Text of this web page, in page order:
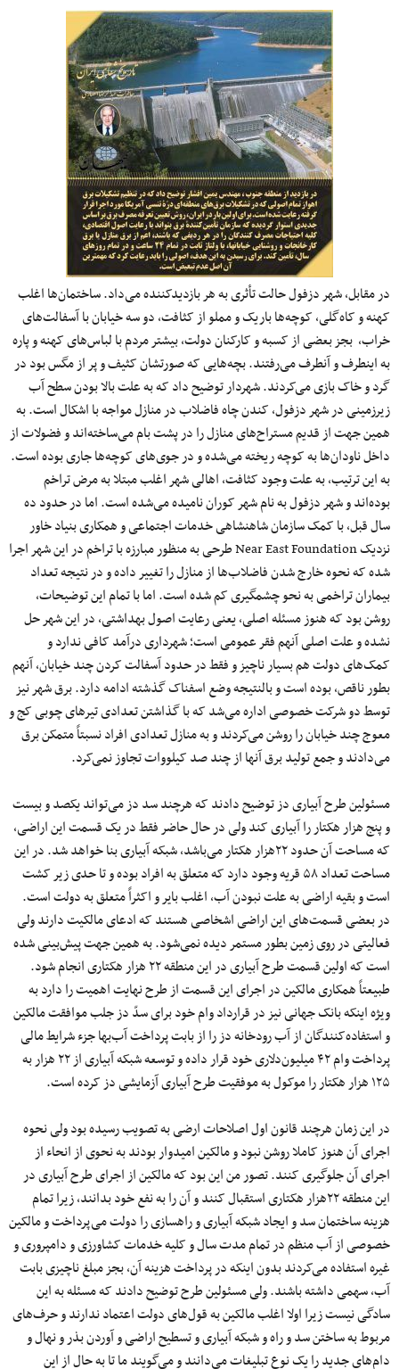
در مقابل، شهر دزفول حالت تأثری به هر بازدیدکننده می‌داد. ساختمان‌ها اغلب
کهنه و کاه‌گلی، کوچه‌ها باریک و مملو از کثافت، دو سه خیابان با آسفالت‌های
خراب، بجز بعضی از کسبه و کارکنان دولت، بیشتر مردم با لباس‌های کهنه و پاره
به اینطرف و آنطرف می‌رفتند. بچه‌هایی که صورتشان کثیف و پر از مگس بود در
گرد و خاک بازی می‌کردند. شهردار توضیح داد که به علت بالا بودن سطح آب
زیرزمینی در شهر دزفول، کندن چاه فاضلاب در منازل مواجه با اشکال است. به
همین جهت از قدیم مستراح‌های منازل را در پشت بام می‌ساخته‌اند و فضولات از
داخل ناودان‌ها به کوچه ریخته می‌شده و در جوی‌های کوچه‌ها جاری بوده است.
به این ترتیب، به علت وجود کثافت، اهالی شهر اغلب مبتلا به مرض تراخم
بوده‌اند و شهر دزفول به نام شهر کوران نامیده می‌شده است. اما در حدود ده
سال قبل، با کمک سازمان شاهنشاهی خدمات اجتماعی و همکاری بنیاد خاور
نزدیک Near East Foundation طرحی به منظور مبارزه با تراخم در این شهر اجرا
شده که نحو‌ه خارج شدن فاضلاب‌ها از منازل را تغییر داده و در نتیجه تعداد
بیماران تراخمی به نحو چشمگیری کم شده است. اما با تمام این توضیحات،
روشن بود که هنوز مسئله اصلی، یعنی رعایت اصول بهداشتی، در این شهر حل
نشده و علت اصلی آنهم فقر عمومی است؛ شهرداری درآمد کافی ندارد و
کمک‌های دولت هم بسیار ناچیز و فقط در حدود آسفالت کردن چند خیابان، آنهم
بطور ناقص، بوده است و بالنتیجه وضع اسفناک گذشته ادامه دارد. برق شهر نیز
توسط دو شرکت خصوصی اداره می‌شد که با گذاشتن تعدادی تیرهای چوبی کج و
معوج چند خیابان را روشن می‌کردند و به منازل تعدادی افراد نسبتاً متمکن برق
می‌دادند و جمع تولید برق آنها از چند صد کیلووات تجاوز نمی‌کرد.
مسئولین طرح آبیاری دز توضیح دادند که هرچند سد دز می‌تواند یکصد و بیست
و پنج هزار هکتار را آبیاری کند ولی در حال حاضر فقط در یک قسمت این اراضی،
که مساحت آن حدود ۲۲هزار هکتار می‌باشد، شبکه آبیاری بنا خواهد شد. در این
مساحت تعداد ۵۸ قریه وجود دارد که متعلق به افراد بوده و تا حدی زیر کشت
است و بقیه اراضی به علت نبودن آب، اغلب بایر و اکثراً متعلق به دولت است.
در بعضی قسمت‌های این اراضی اشخاصی هستند که ادعای مالکیت دارند ولی
فعالیتی در روی زمین بطور مستمر دیده نمی‌شود. به همین جهت پیش‌بینی شده
است که اولین قسمت طرح آبیاری در این منطقه ۲۲ هزار هکتاری انجام شود.
طبیعتاً همکاری مالکین در اجرای این قسمت از طرح نهایت اهمیت را دارد به
ویژه اینکه بانک جهانی نیز در قرارداد وام خود برای سدّ دز جلب موافقت مالکین
و استفاده‌کنندگان از آب رودخانه دز را از بابت پرداخت آب‌بها جزء شرایط مالی
پرداخت وام ۴۲ میلیون‌دلاری خود قرار داده و توسعه شبکه آبیاری از ۲۲ هزار به
۱۲۵ هزار هکتار را موکول به موفقیت طرح آبیاری آزمایشی دز کرده است.
در این زمان هرچند قانون اول اصلاحات ارضی به تصویب رسیده بود ولی نحو‌ه
اجرای آن هنوز کاملا روشن نبود و مالکین امیدوار بودند به نحوی از انحاء از
اجرای آن جلوگیری کنند. تصور من این بود که مالکین از اجرای طرح آبیاری در
این منطقه ۲۲هزار هکتاری استقبال کنند و آن را به نفع خود بدانند، زیرا تمام
هزینه ساختمان سد و ایجاد شبکه آبیاری و راهسازی را دولت می‌‌پرداخت و مالکین
خصوصی از آب منظم در تمام مدت سال و کلیه خدمات کشاورزی و دامپروری و
غیره استفاده می‌کردند بدون اینکه در پرداخت هزینه آن، بجز مبلغ ناچیزی بابت
آب، سهمی داشته باشند. ولی مسئولین طرح توضیح دادند که مسئله به این
سادگی نیست زیرا اولا اغلب مالکین به قول‌های دولت اعتماد ندارند و حرف‌های
مربوط به ساختن سد و راه و شبکه آبیاری و تسطیح اراضی و آوردن بذر و نهال و
دام‌های جدید را یک نوع تبلیغات می‌دانند و می‌گویند ما تا به حال از این